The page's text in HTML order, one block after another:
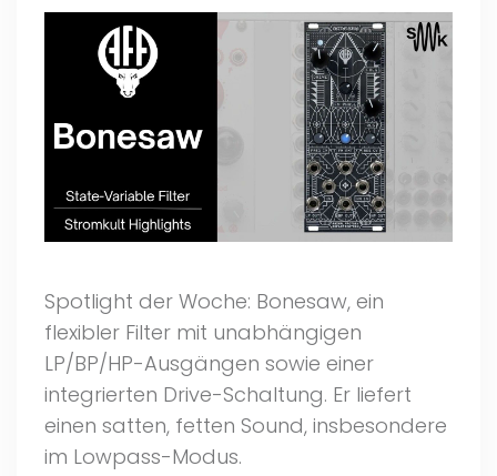
Spotlight der Woche: Bonesaw, ein
flexibler Filter mit unabhängigen
LP/BP/HP-Ausgängen sowie einer
integrierten Drive-Schaltung. Er liefert
einen satten, fetten Sound, insbesondere
im Lowpass-Modus.